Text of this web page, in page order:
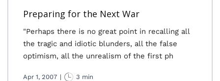
Preparing for the Next War
"Perhaps there is no great point in recalling all
the tragic and idiotic blunders, all the false
optimism, all the unrealism of the first ph
Apr 1, 2007 | 3 min